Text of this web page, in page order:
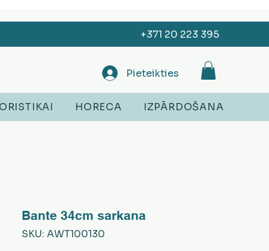
+371 20 223 395
Pieteikties
HORECA IZPĀRDOŠANA
Bante 34cm sarkana
SKU: AWT100130